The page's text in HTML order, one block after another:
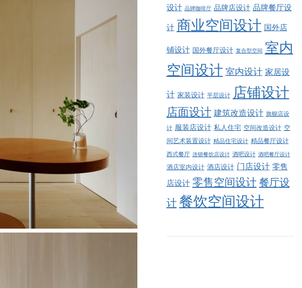
设计 品牌咖啡厅 品牌店设计 品牌餐厅设
计 商业空间设计 国外店
铺设计 国外餐厅设计 复合型空间
室内
空间设计 室内设计 家居设
计 家装设计 平层设计 店铺设计
店面设计 建筑改造设计 旗舰店设
计 服装店设计 私人住宅 空间改造设计 空
间艺术装置设计 精品住宅设计 精品餐厅设计
西式餐厅 连锁餐饮店设计 酒吧设计 酒吧餐厅设计
酒店室内设计 酒店设计 门店设计 零售
店设计 零售空间设计 餐厅设
计 餐饮空间设计